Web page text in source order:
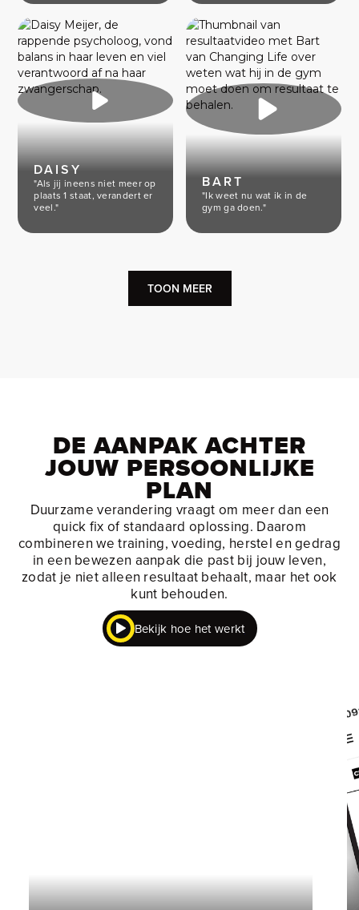
DAISY
"Als jij ineens niet meer op
plaats 1 staat, verandert er
veel."
BART
"Ik weet nu wat ik in de
gym ga doen."
TOON MEER
DE AANPAK ACHTER
JOUW PERSOONLIJKE
PLAN
Duurzame verandering vraagt om meer dan een
quick fix of standaard oplossing. Daarom
combineren we training, voeding, herstel en gedrag
in een bewezen aanpak die past bij jouw leven,
zodat je niet alleen resultaat behaalt, maar het ook
kunt behouden.
Bekijk hoe het werkt